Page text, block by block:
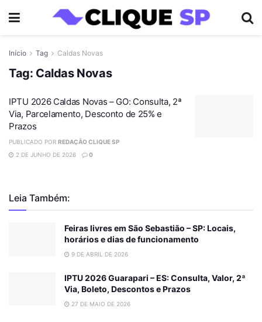
Início Tag Caldas Novas
Tag: Caldas Novas
IPTU 2026 Caldas Novas – GO: Consulta, 2ª
Via, Parcelamento, Desconto de 25% e
Prazos
PUBLICADO POR REDAÇÃO CLIQUE SP
2 DE JUNHO DE 2026
0
Leia Também:
Feiras livres em São Sebastião – SP: Locais,
horários e dias de funcionamento
9 DE ABRIL DE 2026
IPTU 2026 Guarapari – ES: Consulta, Valor, 2ª
Via, Boleto, Descontos e Prazos
27 DE MAIO DE 2026